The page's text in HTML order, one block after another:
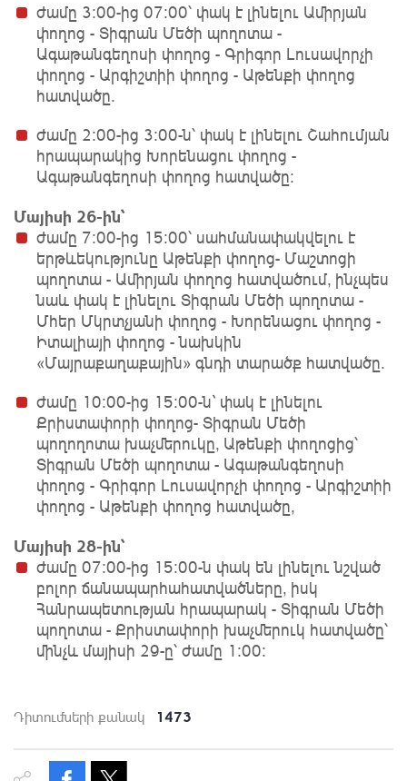
ժամը 3։00-ից 07։00՝ փակ է լինելու Ամիրյան
փողոց - Տիգրան Մեծի պողոտա -
Ագաթանգեղոսի փողոց - Գրիգոր Լուսավորչի
փողոց - Արգիշտիի փողոց - Աթենքի փողոց
հատվածը.
ժամը 2։00-ից 3։00-ն՝ փակ է լինելու Շահումյան
հրապարակից Խորենացու փողոց -
Ագաթանգեղոսի փողոց հատվածը։
Մայիսի 26-ին՝
ժամը 7։00-ից 15։00՝ սահմանափակվելու է
երթևեկությունը Աթենքի փողոց- Մաշտոցի
պողոտա - Ամիրյան փողոց հատվածում, ինչպես
նաև փակ է լինելու Տիգրան Մեծի պողոտա -
Մհեր Մկրտչյանի փողոց - Խորենացու փողոց -
Իտալիայի փողոց - նախկին
«Մայրաքաղաքային» գնդի տարածք հատվածը.
ժամը 10։00-ից 15։00-ն` փակ է լինելու
Քրիստափորի փողոց- Տիգրան Մեծի
պողողոտա խաչմերուկը, Աթենքի փողոցից՝
Տիգրան Մեծի պողոտա - Ագաթանգեղոսի
փողոց - Գրիգոր Լուսավորչի փողոց - Արգիշտիի
փողոց - Աթենքի փողոց հատվածը,
Մայիսի 28-ին՝
ժամը 07։00-ից 15։00-ն փակ են լինելու նշված
բոլոր ճանապարհահատվածները, իսկ
Հանրապետության հրապարակ - Տիգրան Մեծի
պողոտա - Քրիստափորի խաչմերուկ հատվածը՝
մինչև մայիսի 29-ը՝ ժամը 1։00։
Դիտումների քանակ 1473